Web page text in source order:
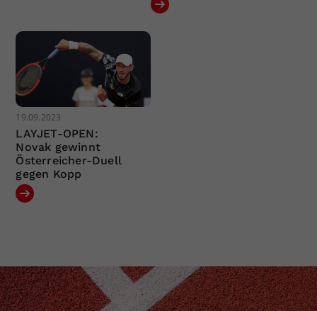
19.09.2023
LAYJET-OPEN:
Novak gewinnt
Österreicher-Duell
gegen Kopp